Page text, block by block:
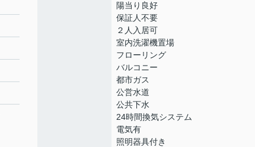
陽当り良好
保証人不要
２人入居可
室内洗濯機置場
フローリング
バルコニー
都市ガス
公営水道
公共下水
24時間換気システム
電気有
照明器具付き